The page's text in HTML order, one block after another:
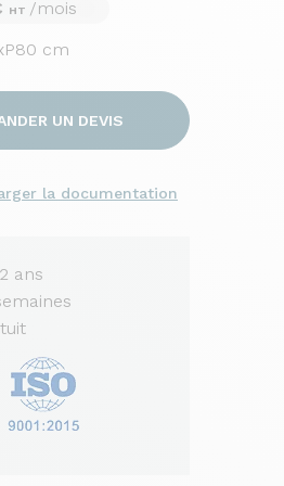
HT /mois
cm
UN DEVIS
la documentation
ans